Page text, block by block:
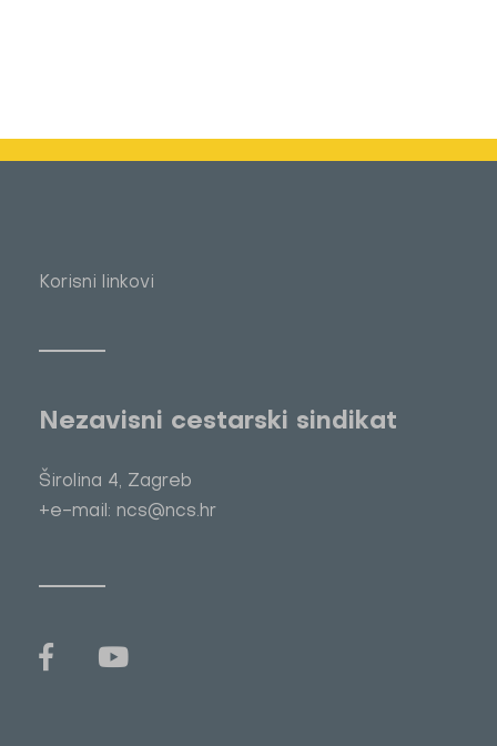
Korisni linkovi
Nezavisni cestarski sindikat
Širolina 4, Zagreb
+e-mail: ncs@ncs.hr